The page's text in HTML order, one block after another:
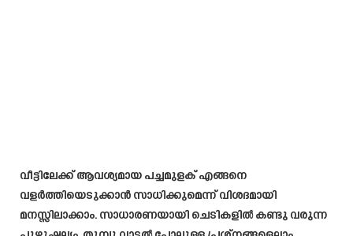
വീട്ടിലേക്ക് ആവശ്യമായ പച്ചമുളക് എങ്ങനെ
വളർത്തിയെടുക്കാൻ സാധിക്കുമെന്ന് വിശദമായി
മനസ്സിലാക്കാം. സാധാരണയായി ചെടികളിൽ കണ്ടു വരുന്ന